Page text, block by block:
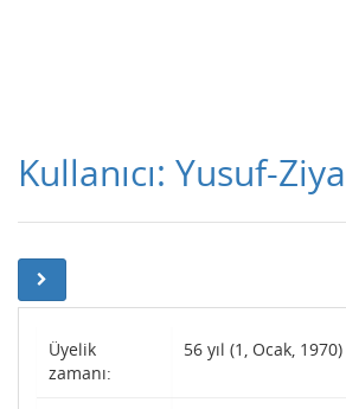
Kullanıcı: Yusuf-Ziya
Üyelik
zamanı:
56 yıl (1, Ocak, 1970)